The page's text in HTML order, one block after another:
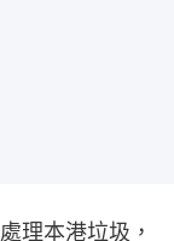
理本港垃圾，